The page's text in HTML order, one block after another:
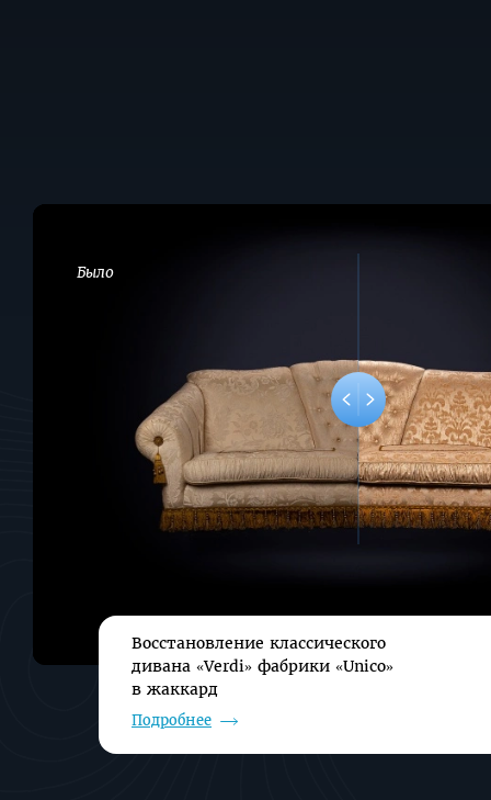
Восстановление
дивана
Было
Восстановление классического
дивана «Verdi» фабрики «Unico»
в жаккард
Подробнее